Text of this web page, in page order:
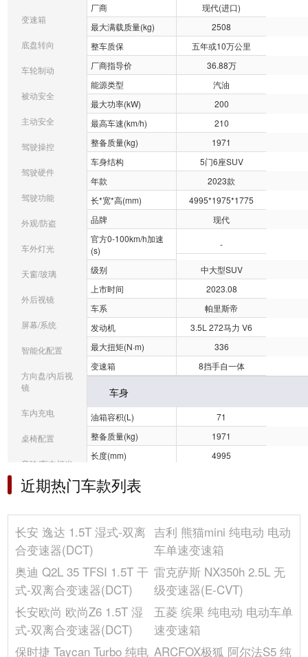
变速箱
底盘转向
车轮制动
被动安全
主动安全
驾驶操控
驾驶硬件
驾驶功能
外观/防盗
车外灯光
天窗/玻璃
外后视镜
屏幕/系统
智能化配置
方向盘/内后视
镜
车内充电
桌椅配置
音响/车内灯光
冰箱/空调
选装包
其它
厂商
现代(进口)
最大满载质量(kg)
2508
整车质保
五年或10万公里
厂商指导价
36.88万
能源类型
汽油
最大功率(kW)
200
最高车速(km/h)
210
整备质量(kg)
1971
车身结构
5门6座SUV
年款
2023款
长*宽*高(mm)
4995*1975*1775
品牌
现代
官方0-100km/h加速
(s)
-
级别
中大型SUV
上市时间
2023.08
车系
帕里斯帝
发动机
3.5L 272马力 V6
最大扭矩(N·m)
336
变速箱
8挡手自一体
车身
油箱容积(L)
71
整备质量(kg)
1971
长度(mm)
4995
车身结构
前轮距(mm)
-
高度(mm)
1775
车门开启方式
平开门
轴距(mm)
2900
座位数(个)
6
后轮距(mm)
-
宽度(mm)
近期热门车款列表
长安 逸达 1.5T 湿式-双离
合变速器(DCT)
吉利 熊猫mini 纯电动 电动
车单速变速箱
奥迪 Q2L 35 TFSI 1.5T 干
式-双离合变速器(DCT)
雷克萨斯 NX350h 2.5L 无
级变速器(E-CVT)
长安欧尚 欧尚Z6 1.5T 湿
式-双离合变速器(DCT)
五菱 缤果 纯电动 电动车单
速变速箱
保时捷 Taycan Turbo 纯电 ARCFOX极狐 阿尔法S5 纯